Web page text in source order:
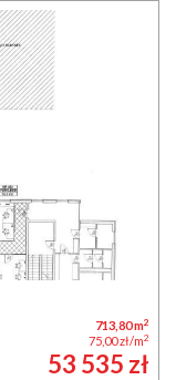
713,80 m2
75,00 zł/m2
53 535 zł